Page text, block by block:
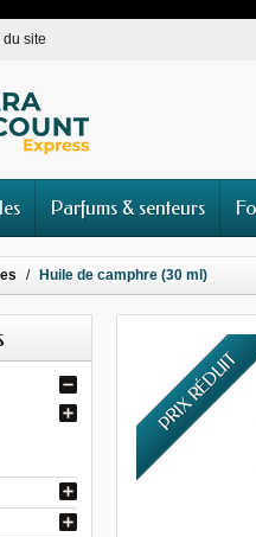
du site
Parfums & senteurs
Huile de camphre (30 ml)
PRIX RÉDUIT